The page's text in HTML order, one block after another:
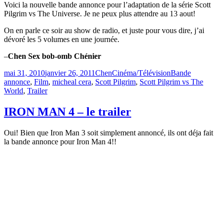
Voici la nouvelle bande annonce pour l’adaptation de la série Scott
Pilgrim vs The Universe. Je ne peux plus attendre au 13 aout!
On en parle ce soir au show de radio, et juste pour vous dire, j’ai
dévoré les 5 volumes en une journée.
–Chen Sex bob-omb Chénier
Publié
le
mai 31, 2010janvier 26, 2011ChenCatégories
Cinéma/TélévisionÉtiquettes
Bande
annonce, Film, micheal cera, Scott Pilgrim, Scott Pilgrim vs The
World, Trailer
IRON MAN 4 – le trailer
Oui! Bien que Iron Man 3 soit simplement annoncé, ils ont déja fait
la bande annonce pour Iron Man 4!!